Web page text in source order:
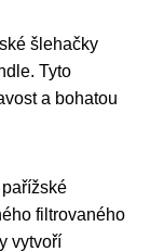
šlehačky
Tyto
a bohatou
filtrovaného
vytvoří